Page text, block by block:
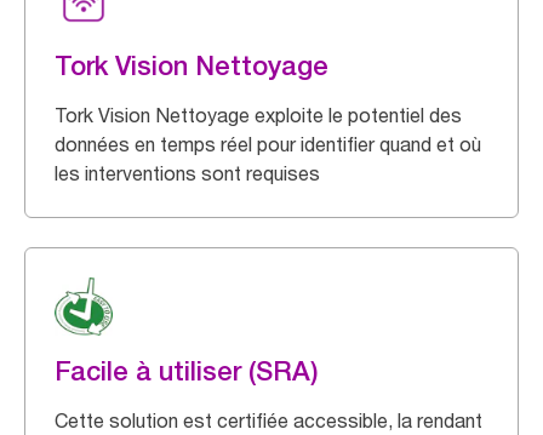
Tork Vision Nettoyage
Tork Vision Nettoyage exploite le potentiel des
données en temps réel pour identifier quand et où
les interventions sont requises
Facile à utiliser (SRA)
Cette solution est certifiée accessible, la rendant